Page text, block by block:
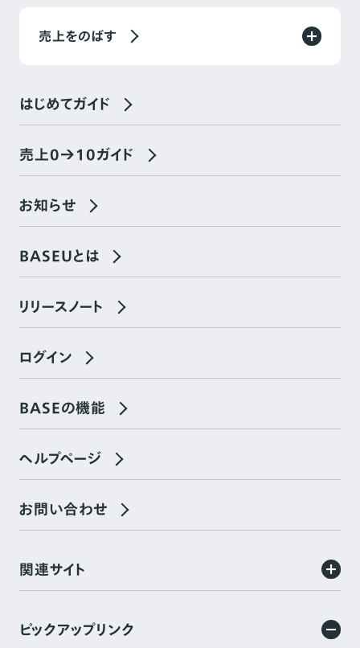
売上をのばす
はじめてガイド
売上0→10ガイド
お知らせ
BASEUとは
リリースノート
ログイン
BASEの機能
ヘルプページ
お問い合わせ
関連サイト
ピックアップリンク